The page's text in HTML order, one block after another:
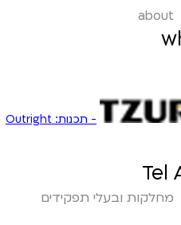
about
- תכנות: Outright
Tel
מחלקות ובעלי תפקידים